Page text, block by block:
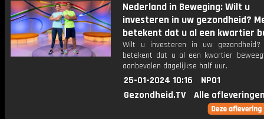
Nederland in Beweging: Wilt u
investeren in uw gezondheid?
betekent dat u al een kwartier
Wilt u investeren in uw gezondheid?
betekent dat u al een kwartier
aanbevolen dagelijkse half uur.
25-01-2024 10:16
NPO1
Gezondheid.TV
Alle